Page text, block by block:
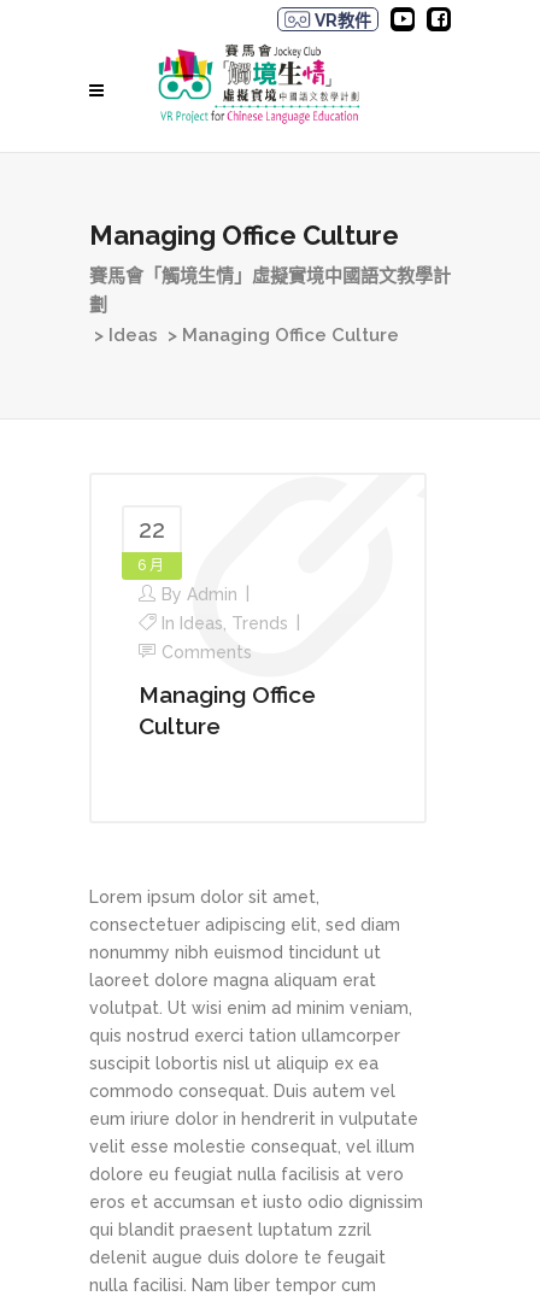
VR教件
Managing Office Culture
賽馬會「觸境生情」虛擬實境中國語文教學計
劃
> Ideas > Managing Office Culture
22
6 月
By Admin
In Ideas Trends
Comments
Managing Office
Culture
Lorem ipsum dolor sit amet,
consectetuer adipiscing elit, sed diam
nonummy nibh euismod tincidunt ut
laoreet dolore magna aliquam erat
volutpat. Ut wisi enim ad minim veniam,
quis nostrud exerci tation ullamcorper
suscipit lobortis nisl ut aliquip ex ea
commodo consequat. Duis autem vel
eum iriure dolor in hendrerit in vulputate
velit esse molestie consequat, vel illum
dolore eu feugiat nulla facilisis at vero
eros et accumsan et iusto odio dignissim
qui blandit praesent luptatum zzril
delenit augue duis dolore te feugait
nulla facilisi. Nam liber tempor cum